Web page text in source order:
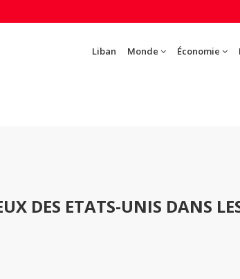
Liban Monde Économie
DES ETATS-UNIS DANS